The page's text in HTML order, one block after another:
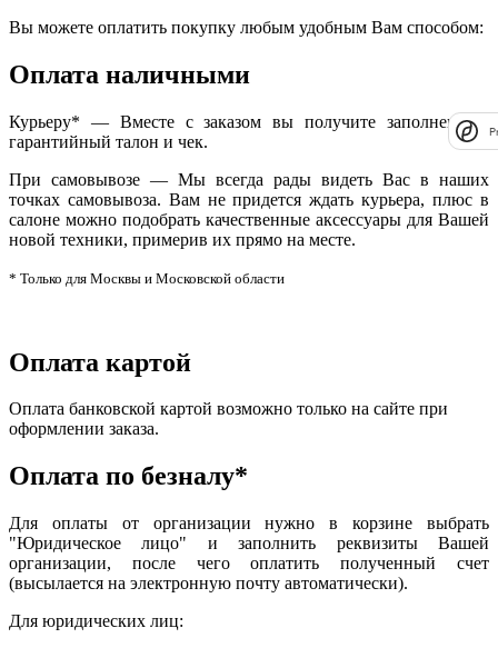
Вы можете оплатить покупку любым удобным Вам способом:
Оплата наличными
Курьеру* — Вместе с заказом вы получите заполненный
гарантийный талон и чек.
При самовывозе — Мы всегда рады видеть Вас в наших
точках самовывоза. Вам не придется ждать курьера, плюс в
салоне можно подобрать качественные аксессуары для Вашей
новой техники, примерив их прямо на месте.
* Только для Москвы и Московской области
Оплата картой
Оплата банковской картой возможно только на сайте при
оформлении заказа.
Оплата по безналу*
Для оплаты от организации нужно в корзине выбрать
"Юридическое лицо" и заполнить реквизиты Вашей
организации, после чего оплатить полученный счет
(высылается на электронную почту автоматически).
Для юридических лиц: